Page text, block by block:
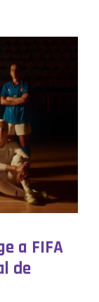
a FIFA
de